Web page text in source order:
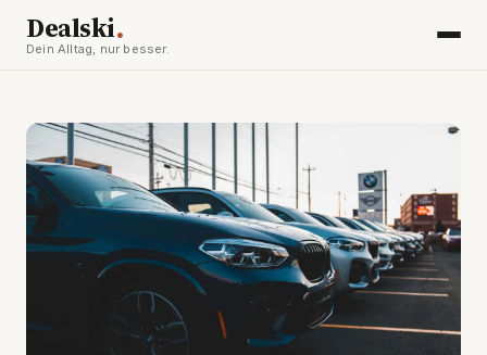
Dealski.
Dein Alltag, nur besser.